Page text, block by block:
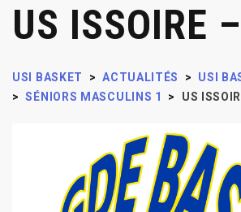
US ISSOIRE
USI BASKET > ACTUALITÉS > USI
> SÉNIORS MASCULINS 1 > US